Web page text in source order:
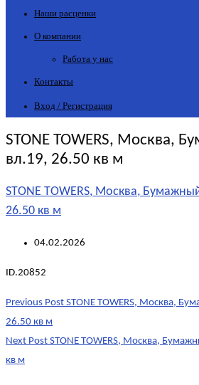
Наши расценки
О компании
Работа у нас
Контакты
Вход / Регистрация
STONE TOWERS, Москва,
вл.19, 26.50 кв м
STONE TOWERS, Москва,
26.50 кв м
04.02.2026
ID.20852
Post
navigation
Previous Post STONE TOWERS, Москва,
26.50 кв м
Next Post STONE TOWERS, Москва,
кв м